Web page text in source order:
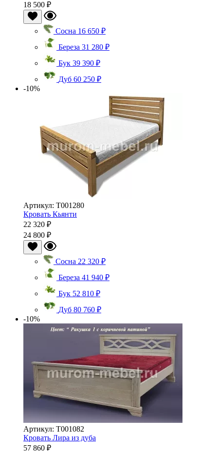
18 500 ₽
Сосна 16 650 ₽
Береза 31 280 ₽
Бук 39 390 ₽
Дуб 60 250 ₽
-10%
Артикул: Т001280
Кровать Кьянти
22 320 ₽
24 800 ₽
Сосна 22 320 ₽
Береза 41 940 ₽
Бук 52 810 ₽
Дуб 80 760 ₽
-10%
Артикул: Т001082
Кровать Лира из дуба
57 860 ₽